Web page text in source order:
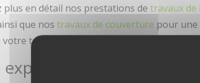
plus en détail nos prestations de travaux
que nos travaux de couverture pour
toit.
autour de